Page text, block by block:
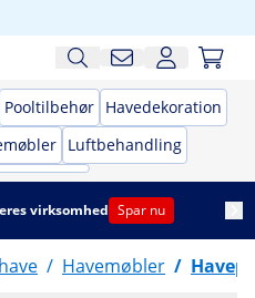
Pooltilbehør Havedekoration
Luftbehandling
virksomhed Spar nu
/ Havemøbler /